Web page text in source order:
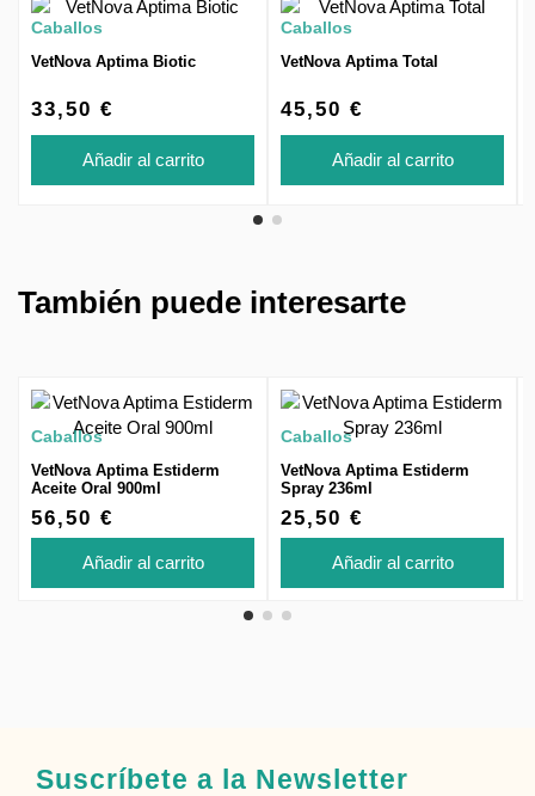
Caballos
VetNova Aptima Biotic
33,50 €
Añadir al carrito
Caballos
VetNova Aptima Total
45,50 €
Añadir al carrito
También puede interesarte
Caballos
VetNova Aptima Estiderm
Aceite Oral 900ml
56,50 €
Añadir al carrito
Caballos
VetNova Aptima Estiderm
Spray 236ml
25,50 €
Añadir al carrito
Suscríbete a la Newsletter